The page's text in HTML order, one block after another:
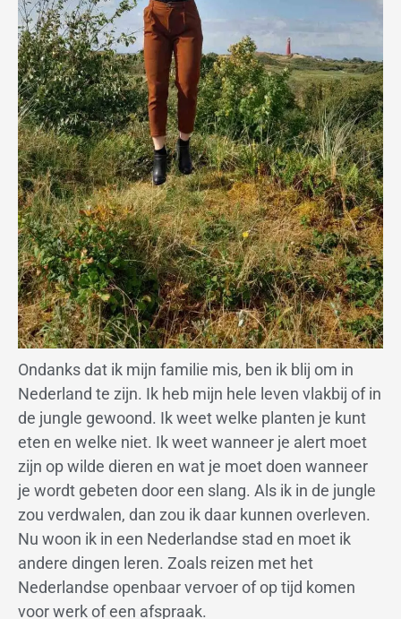
Ondanks dat ik mijn familie mis, ben ik blij om in
Nederland te zijn. Ik heb mijn hele leven vlakbij of in
de jungle gewoond. Ik weet welke planten je kunt
eten en welke niet. Ik weet wanneer je alert moet
zijn op wilde dieren en wat je moet doen wanneer
je wordt gebeten door een slang. Als ik in de jungle
zou verdwalen, dan zou ik daar kunnen overleven.
Nu woon ik in een Nederlandse stad en moet ik
andere dingen leren. Zoals reizen met het
Nederlandse openbaar vervoer of op tijd komen
voor werk of een afspraak.